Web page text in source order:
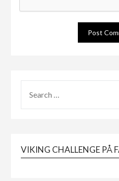
VIKING CHALLENGE PÅ